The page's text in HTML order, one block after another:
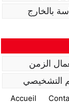
بالخارج
الزمن
التشخيصي
Accueil